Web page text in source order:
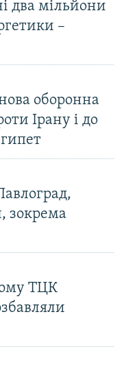
два мільйони
–
оборонна
Ірану і до
зокрема
ТЦК